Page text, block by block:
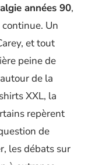
années 90,
Un
et tout
peine de
de la
XXL, la
repèrent
de
les débats sur